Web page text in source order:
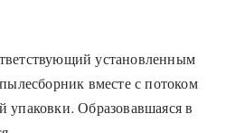
установленным
вместе с потоком
упаковки. Образовавшаяся в